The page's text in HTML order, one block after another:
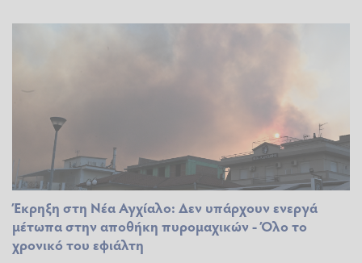
Έκρηξη στη Νέα Αγχίαλο: Δεν υπάρχουν ενεργά
μέτωπα στην αποθήκη πυρομαχικών - Όλο το
χρονικό του εφιάλτη